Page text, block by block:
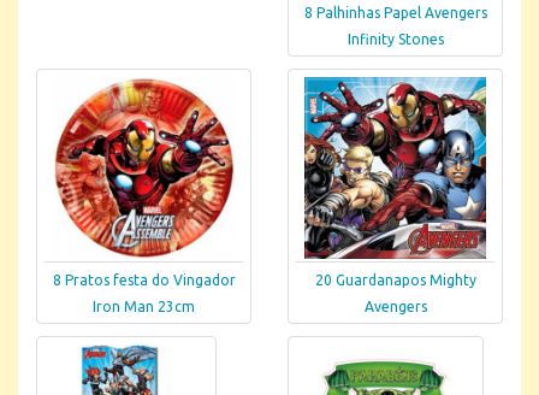
8 Palhinhas Papel Avengers
Infinity Stones
8 Pratos festa do Vingador
Iron Man 23cm
20 Guardanapos Mighty
Avengers